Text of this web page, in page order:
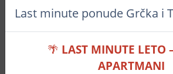
Last minute ponude Grčka i
🌴 LAST MINUTE LETO
APARTMANI